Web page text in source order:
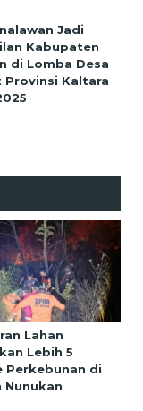
Jadi
Kabupaten
di Lomba Desa
Provinsi Kaltara
Lahan
Lebih 5
Perkebunan di
Nunukan